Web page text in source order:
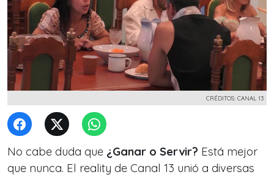
CRÉDITOS: CANAL 13
No cabe duda que ¿Ganar o Servir? Está mejor
que nunca. El reality de Canal 13 unió a diversas